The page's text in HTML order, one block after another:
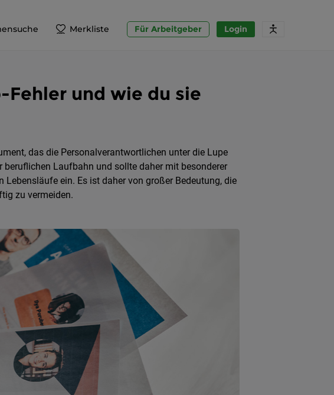
Merkliste Login
Für Arbeitgeber
Fehler und wie du sie
das die Personalverantwortlichen unter die Lupe
Laufbahn und sollte daher mit besonderer
ein. Es ist daher von großer Bedeutung, die
zu vermeiden.